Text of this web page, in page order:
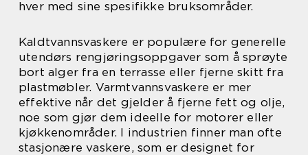
hver med sine spesifikke bruksområder.
Kaldtvannsvaskere er populære for generelle
utendørs rengjøringsoppgaver som å sprøyte
bort alger fra en terrasse eller fjerne skitt fra
plastmøbler. Varmtvannsvaskere er mer
effektive når det gjelder å fjerne fett og olje,
noe som gjør dem ideelle for motorer eller
kjøkkenområder. I industrien finner man ofte
stasjonære vaskere, som er designet for